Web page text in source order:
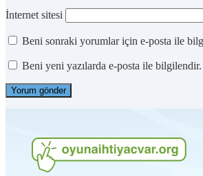
İnternet sitesi
Beni sonraki yorumlar için e-posta ile
Beni yeni yazılarda e-posta ile bilgilendir.